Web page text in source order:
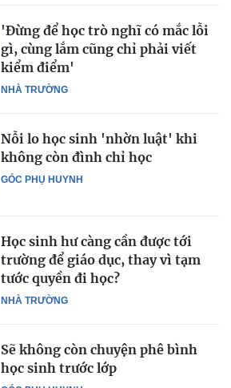
NHÀ TRƯỜNG
'Đừng để học trò nghĩ có mắc lỗi
gì, cùng lắm cũng chỉ phải viết
kiểm điểm'
GÓC PHỤ HUYNH
Nỗi lo học sinh 'nhờn luật' khi
không còn đình chỉ học
NHÀ TRƯỜNG
Học sinh hư càng cần được tới
trường để giáo dục, thay vì tạm
tước quyền đi học?
Sẽ không còn chuyện phê bình
học sinh trước lớp